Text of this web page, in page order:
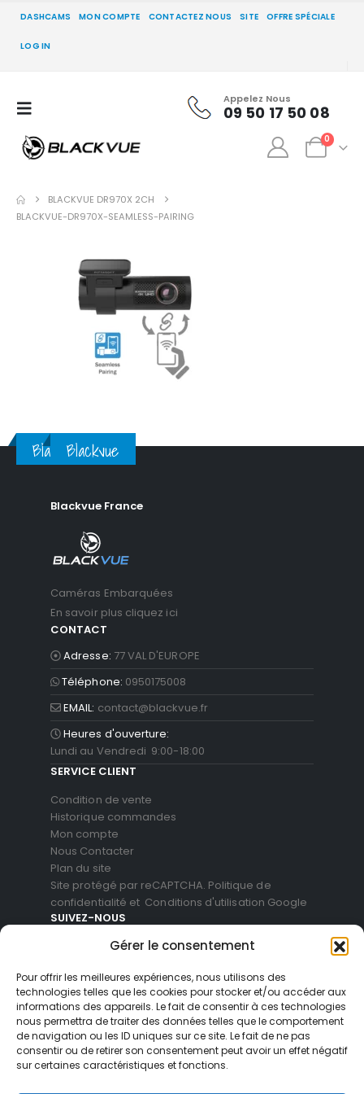
Gérer le consentement
Pour offrir les meilleures expériences, nous utilisons des
technologies telles que les cookies pour stocker et/ou accéder aux
informations des appareils. Le fait de consentir à ces technologies
nous permettra de traiter des données telles que le comportement
de navigation ou les ID uniques sur ce site. Le fait de ne pas
consentir ou de retirer son consentement peut avoir un effet négatif
sur certaines caractéristiques et fonctions.
DASHCAMS MON COMPTE CONTACTEZ NOUS SITE OFFRE SPÉCIALE
LOG IN
Appelez Nous
09 50 17 50 08
0
BLACKVUE DR970X 2CH
BLACKVUE-DR970X-SEAMLESS-PAIRING
BlackvueBlackvue
Blackvue France
Caméras Embarquées
En savoir plus cliquez ici
CONTACT
Adresse: 77 VAL D'EUROPE
Téléphone: 0950175008
EMAIL: contact@blackvue.fr
Heures d'ouverture:
Lundi au Vendredi 9:00-18:00
SERVICE CLIENT
Condition de vente
Historique commandes
Mon compte
Nous Contacter
Plan du site
Site protégé par reCAPTCHA. Politique de
confidentialité et Conditions d'utilisation Google
SUIVEZ-NOUS